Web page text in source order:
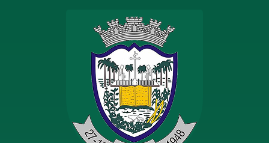
Data da abertura da Sessão Pública: 09/02/2026 às
Data da abertura da Sessão Pública: 10/02/2026 às
Local: Portal de Compras Públicas –
https://www.portaldecompraspublicas.com.br
O edital na íntegra encontra-se disponível no site:
https://www.coqueiral.mg.gov.br
e no Portal Nacional de Contratações Públicas – PNCP:
https://www.gov.br/pncp/pt-br.
Coqueiral/MG, 26 de janeiro de 2026.